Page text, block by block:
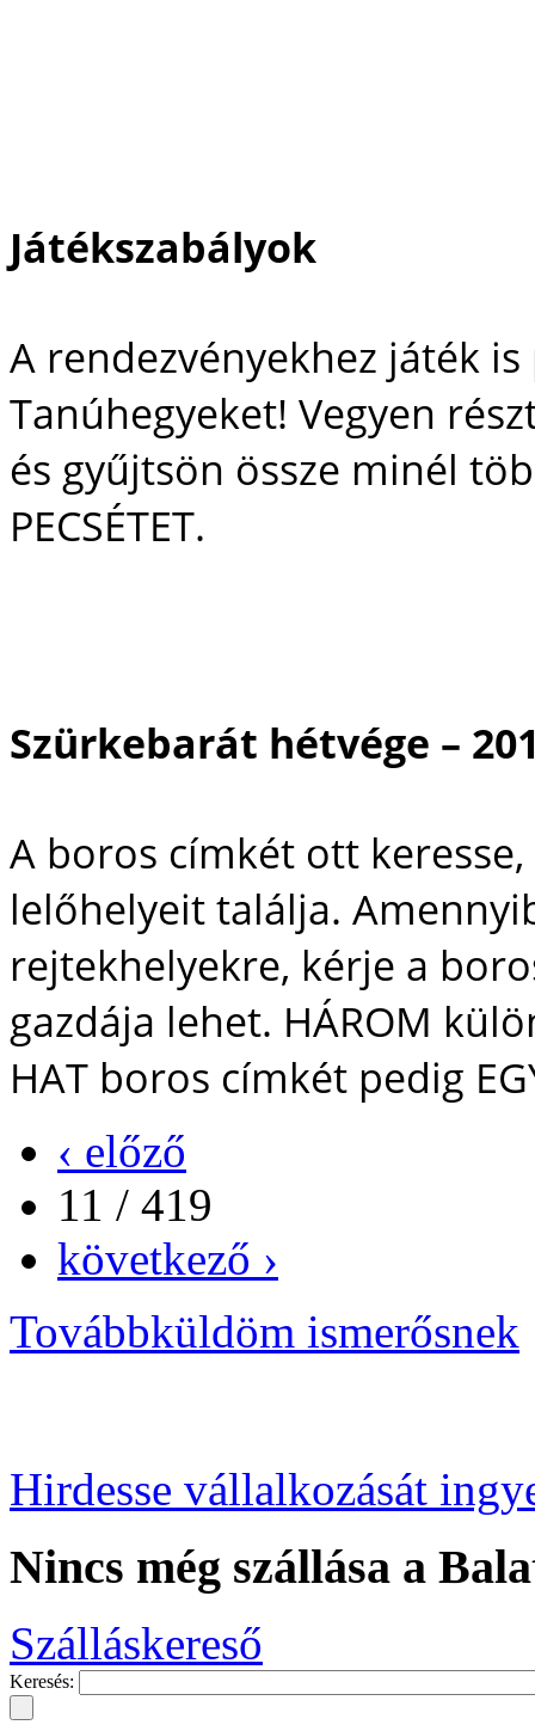
Játékszabályok
A rendezvényekhez játék
Tanúhegyeket! Vegyen
és gyűjtsön össze minél
PECSÉTET.
Szürkebarát hétvége –
A boros címkét ott
lelőhelyeit találja.
rejtekhelyekre, kérje a
gazdája lehet. HÁROM
HAT boros címkét pedig
‹ előző
11 / 419
következő ›
Továbbküldöm ismerősnek
Hirdesse vállalkozását
Nincs még szállása a
Szálláskereső
Keresés: